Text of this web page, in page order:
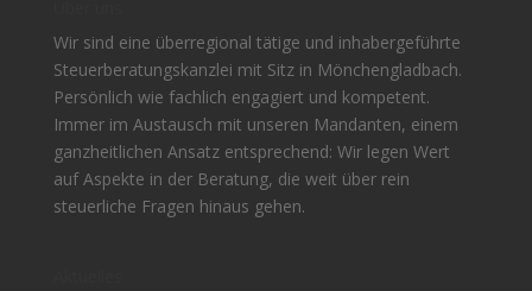
Wir sind eine überregional tätige und inhabergeführte
Steuerberatungskanzlei mit Sitz in Mönchengladbach.
Persönlich wie fachlich engagiert und kompetent.
Immer im Austausch mit unseren Mandanten, einem
ganzheitlichen Ansatz entsprechend: Wir legen Wert
auf Aspekte in der Beratung, die weit über rein
steuerliche Fragen hinaus gehen.